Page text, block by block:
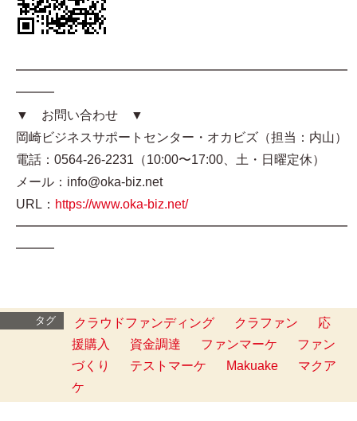
━━━━━━━━━━━━━━━━━━━━━━━━━━
━━━
▼ お問い合わせ ▼
岡崎ビジネスサポートセンター・オカビズ（担当：内山）
電話：0564-26-2231（10:00〜17:00、土・日曜定休）
メール：info@oka-biz.net
URL： https://www.oka-biz.net/
━━━━━━━━━━━━━━━━━━━━━━━━━━
━━━
タグ クラウドファンディング クラファン
応
援購入
資金調達 ファンマーケ
ファン
づくり
テストマーケ Makuake
マクア
ケ